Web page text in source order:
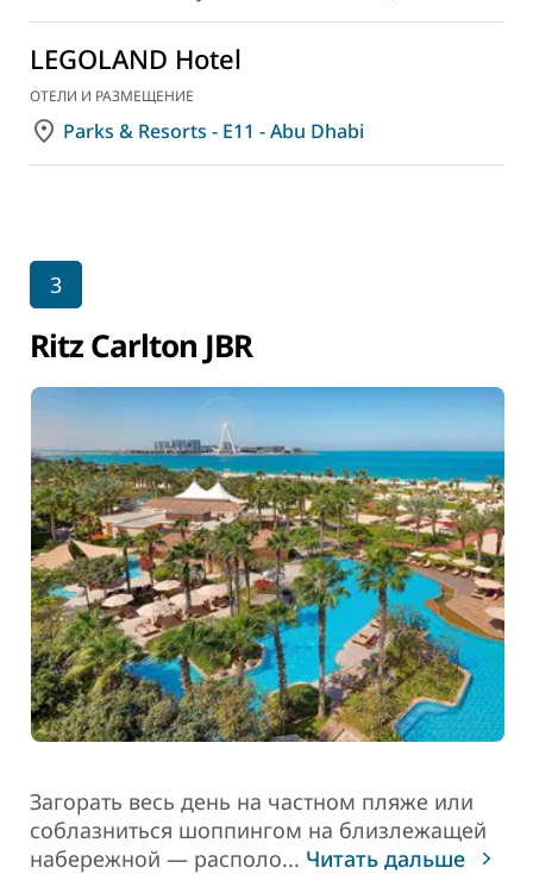
LEGOLAND Hotel
ОТЕЛИ И РАЗМЕЩЕНИЕ
Parks & Resorts - E11 - Abu Dhabi
3
Ritz Carlton JBR
Загорать весь день на частном пляже или
соблазниться шоппингом на близлежащей
набережной — располо... Читать дальше